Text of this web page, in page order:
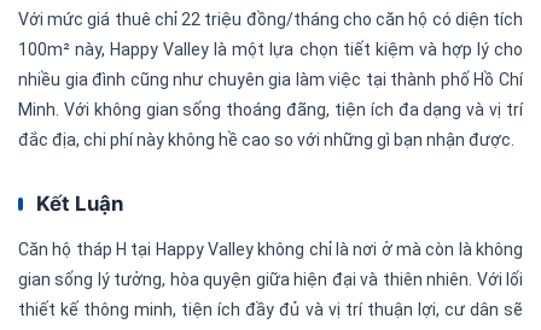
Với mức giá thuê chỉ 22 triệu đồng/tháng cho căn hộ có diện tích
100m² này, Happy Valley là một lựa chọn tiết kiệm và hợp lý cho
nhiều gia đình cũng như chuyên gia làm việc tại thành phố Hồ Chí
Minh. Với không gian sống thoáng đãng, tiện ích đa dạng và vị trí
đắc địa, chi phí này không hề cao so với những gì bạn nhận được.
Kết Luận
Căn hộ tháp H tại Happy Valley không chỉ là nơi ở mà còn là không
gian sống lý tưởng, hòa quyện giữa hiện đại và thiên nhiên. Với lối
thiết kế thông minh, tiện ích đầy đủ và vị trí thuận lợi, cư dân sẽ